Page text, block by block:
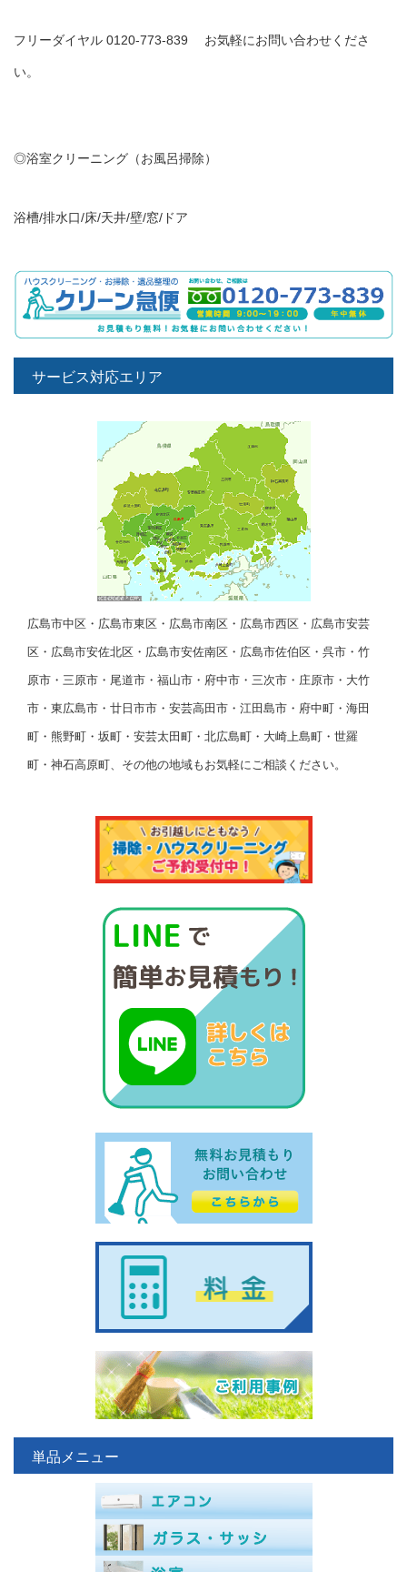
フリーダイヤル 0120-773-839 お気軽にお問い合わせくださ
い。
◎浴室クリーニング（お風呂掃除）
浴槽/排水口/床/天井/壁/窓/ドア
サービス対応エリア
広島市中区・広島市東区・広島市南区・広島市西区・広島市安芸
区・広島市安佐北区・広島市安佐南区・広島市佐伯区・呉市・竹
原市・三原市・尾道市・福山市・府中市・三次市・庄原市・大竹
市・東広島市・廿日市市・安芸高田市・江田島市・府中町・海田
町・熊野町・坂町・安芸太田町・北広島町・大崎上島町・世羅
町・神石高原町、その他の地域もお気軽にご相談ください。
単品メニュー